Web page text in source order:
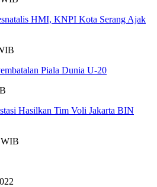
HMI, KNPI Kota Serang Ajak
Piala Dunia U-20
Hasilkan Tim Voli Jakarta BIN
WIB